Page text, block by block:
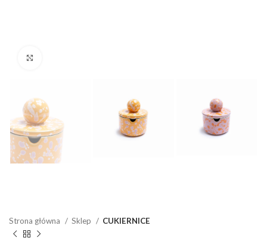
Strona główna Sklep CUKIERNICE